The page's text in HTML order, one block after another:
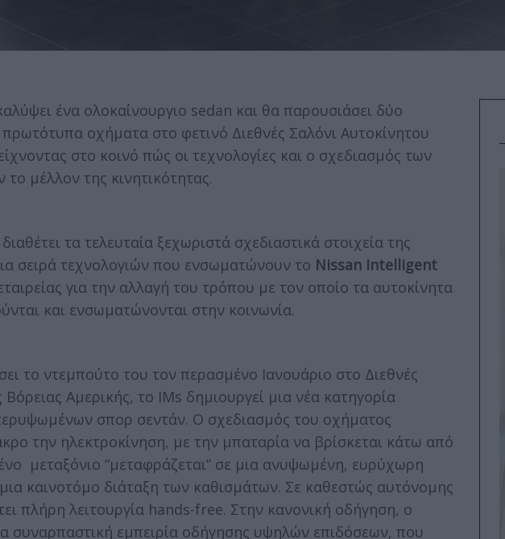
ένα ολοκαίνουργιο sedan και θα παρουσιάσει δύο
πρωτότυπα οχήματα στο φετινό Διεθνές Σαλόνι Αυτοκίνητου
στο κοινό πώς οι τεχνολογίες και ο σχεδιασμός των
μέλλον της κινητικότητας.
τα τελευταία ξεχωριστά σχεδιαστικά στοιχεία της
σειρά τεχνολογιών που ενσωματώνουν το Nissan Intelligent
για την αλλαγή του τρόπου με τον οποίο τα αυτοκίνητα
και ενσωματώνονται στην κοινωνία.
το ντεμπούτο του τον περασμένο Ιανουάριο στο Διεθνές
Αμερικής, το IMs δημιουργεί μια νέα κατηγορία
σπορ σεντάν. Ο σχεδιασμός του οχήματος
την ηλεκτροκίνηση, με την μπαταρία να βρίσκεται κάτω από
μεταξόνιο “μεταφράζεται” σε μια ανυψωμένη, ευρύχωρη
καινοτόμο διάταξη των καθισμάτων. Σε καθεστώς αυτόνομης
πλήρη λειτουργία hands-free. Στην κανονική οδήγηση, ο
συναρπαστική εμπειρία οδήγησης υψηλών επιδόσεων, που